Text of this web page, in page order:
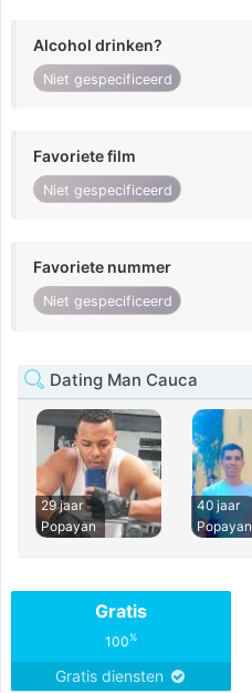
Alcohol drinken?
Niet gespecificeerd
Favoriete film
Niet gespecificeerd
Favoriete nummer
Niet gespecificeerd
Dating Man Cauca
29 jaar
Popayan
40 jaar
Popayan
Gratis
100%
Gratis diensten